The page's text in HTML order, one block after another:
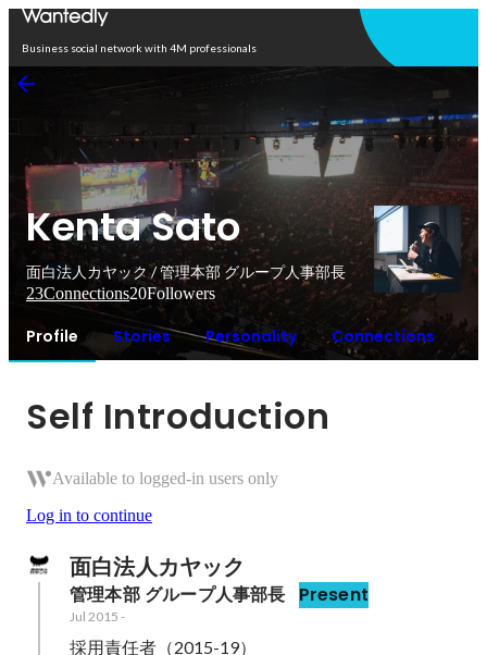
Business social network with 4M professionals
Kenta Sato
面白法人カヤック / 管理本部 グループ人事部長
23Connections20Followers
Profile Stories Personality Connections
Self Introduction
Available to logged-in users only
Log in to continue
面白法人カヤック
管理本部 グループ人事部長 Present
Jul 2015 -
採用責任者（2015-19）